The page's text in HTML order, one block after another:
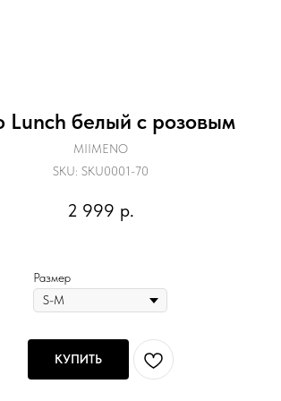
Lunch белый с розовым
MIIMENO
SKU: SKU0001-70
2 999 р.
Размер
КУПИТЬ